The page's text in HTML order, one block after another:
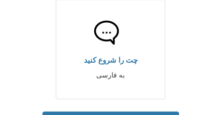
چت را شروع کنید
به فارسی